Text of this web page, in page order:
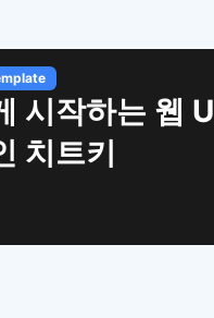
시작하는 웹
치트키